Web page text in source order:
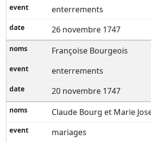
enterrements
26 novembre 1747
Françoise Bourgeois
enterrements
20 novembre 1747
Claude Bourg et Marie
mariages